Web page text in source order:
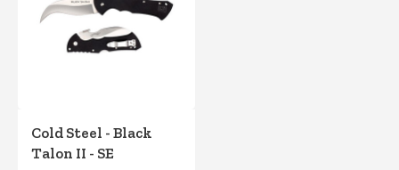
Cold Steel - Black
Talon II - SE